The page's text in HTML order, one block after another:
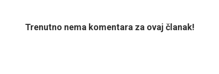
Trenutno nema komentara za ovaj članak!